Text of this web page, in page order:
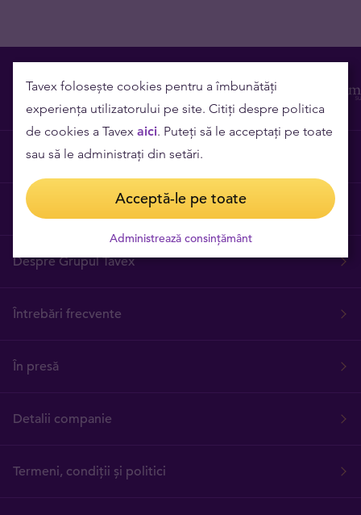
Contact
Cariere
Despre Grupul Tavex
Întrebări frecvente
În presă
Detalii companie
Termeni, condiții și politici
Tavex folosește cookies pentru a îmbunătăți
experiența utilizatorului pe site. Citiți despre politica
de cookies a Tavex aici. Puteți să le acceptați pe toate
sau să le administrați din setări.
Acceptă-le pe toate
Administrează consințământ